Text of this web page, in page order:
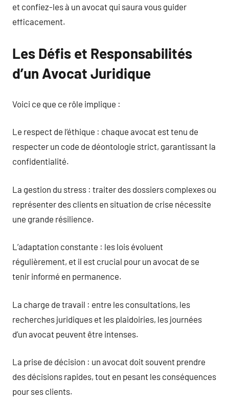
et confiez-les à un avocat qui saura vous guider
efficacement.
Les Défis et Responsabilités
d’un Avocat Juridique
Voici ce que ce rôle implique :
Le respect de l’éthique : chaque avocat est tenu de
respecter un code de déontologie strict, garantissant la
confidentialité.
La gestion du stress : traiter des dossiers complexes ou
représenter des clients en situation de crise nécessite
une grande résilience.
L’adaptation constante : les lois évoluent
régulièrement, et il est crucial pour un avocat de se
tenir informé en permanence.
La charge de travail : entre les consultations, les
recherches juridiques et les plaidoiries, les journées
d’un avocat peuvent être intenses.
La prise de décision : un avocat doit souvent prendre
des décisions rapides, tout en pesant les conséquences
pour ses clients.